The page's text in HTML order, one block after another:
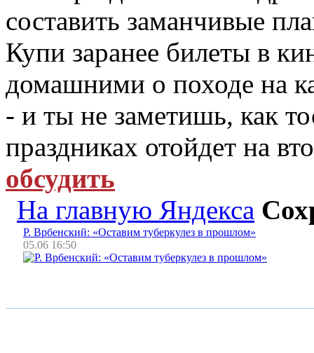
составить заманчивые
Купи заранее билеты в
домашними о походе на
- и ты не заметишь, как
праздниках отойдет на
обсудить
На главную Яндекса
Р. Врбенский: «Оставим туберкулез в прошлом»
05.06 16:50